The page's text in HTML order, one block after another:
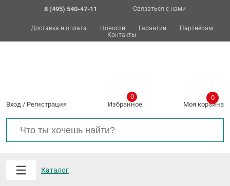
8 (495) 540-47-11 Связаться с нами
Доставка и оплата Новости Гарантии
Партнёрам
Контакты
Вход / Регистрация Избранное
0
Моя корзина
0
Каталог